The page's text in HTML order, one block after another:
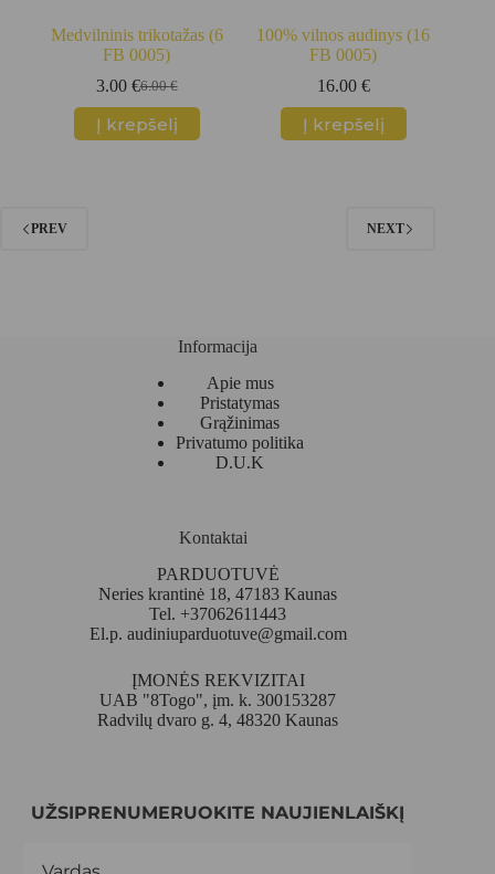
Medvilninis trikotažas (6
FB 0005)
6.00€
Original
price
was:
3.00 €Current
price
is:
Į krepšelį
100% vilnos audinys (16
FB 0005)
16.00 €
Į krepšelį
PREV NEXT
Informacija
Apie mus
Pristatymas
Grąžinimas
Privatumo politika
D.U.K
Kontaktai
PARDUOTUVĖ
Neries krantinė 18, 47183 Kaunas
Tel. +37062611443
El.p. audiniuparduotuve@gmail.com
ĮMONĖS REKVIZITAI
UAB "8Togo", įm. k. 300153287
Radvilų dvaro g. 4, 48320 Kaunas
UŽSIPRENUMERUOKITE NAUJIENLAIŠKĮ